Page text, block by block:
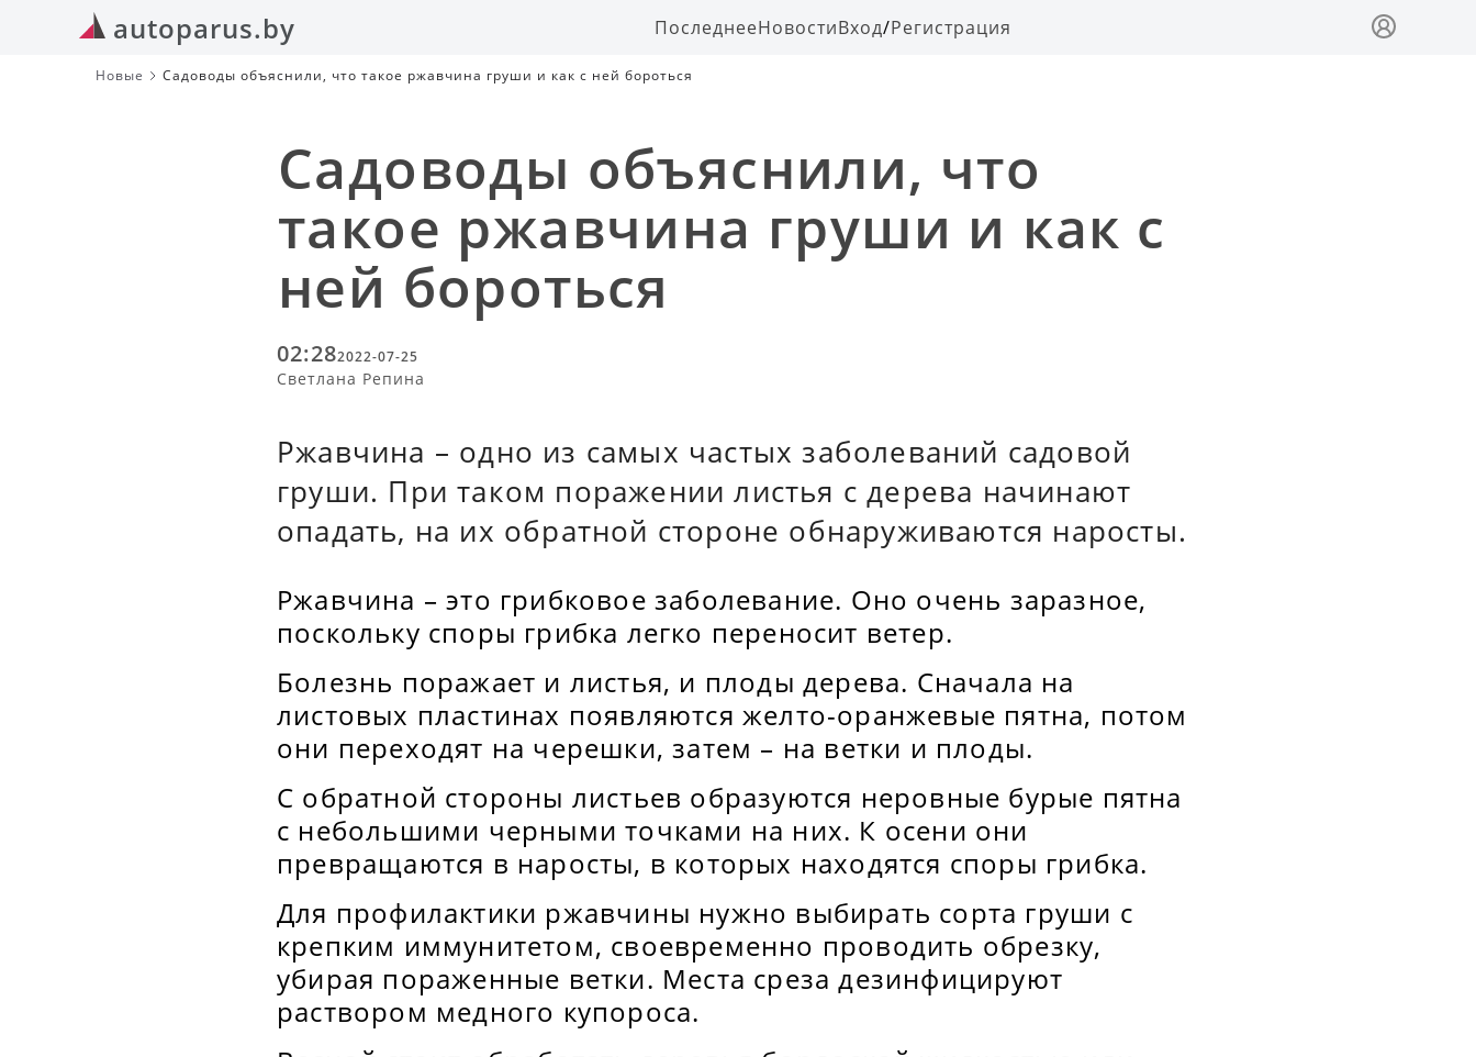
autoparus.by ПоследнееНовостиВход/Регистрация
Новые Садоводы объяснили, что такое ржавчина груши и как с ней бороться
Садоводы объяснили, что
такое ржавчина груши и как с
ней бороться
02:282022-07-25
Светлана Репина
Ржавчина – одно из самых частых заболеваний садовой
груши. При таком поражении листья с дерева начинают
опадать, на их обратной стороне обнаруживаются наросты.
Ржавчина – это грибковое заболевание. Оно очень заразное,
поскольку споры грибка легко переносит ветер.
Болезнь поражает и листья, и плоды дерева. Сначала на
листовых пластинах появляются желто-оранжевые пятна, потом
они переходят на черешки, затем – на ветки и плоды.
С обратной стороны листьев образуются неровные бурые пятна
с небольшими черными точками на них. К осени они
превращаются в наросты, в которых находятся споры грибка.
Для профилактики ржавчины нужно выбирать сорта груши с
крепким иммунитетом, своевременно проводить обрезку,
убирая пораженные ветки. Места среза дезинфицируют
раствором медного купороса.